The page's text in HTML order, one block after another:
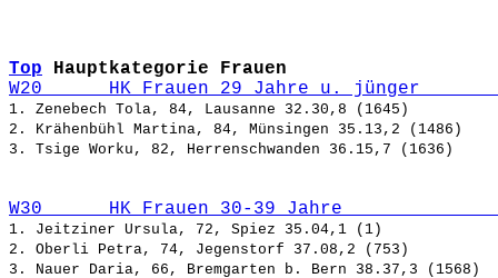
Top
Hauptkategorie Frauen
W20      HK Frauen 29 Jahre u. jünger
1. Zenebech Tola, 84, Lausanne 32.30,8 (1645)
2. Krähenbühl Martina, 84, Münsingen 35.13,2 (1486)
W30      HK Frauen 30-39 Jahre
1. Jeitziner Ursula, 72, Spiez 35.04,1 (1)
2. Oberli Petra, 74, Jegenstorf 37.08,2 (753)